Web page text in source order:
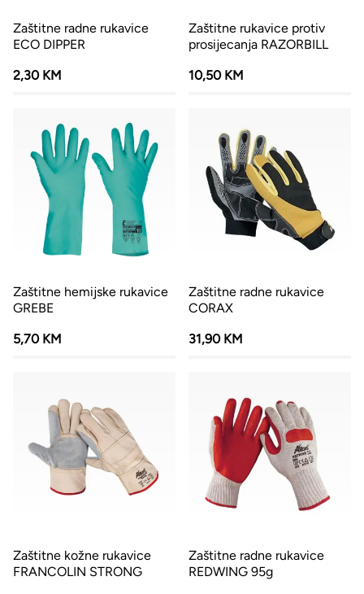
Zaštitne radne rukavice
ECO DIPPER
2,30 KM
Zaštitne rukavice protiv
prosijecanja RAZORBILL
10,50 KM
Zaštitne hemijske rukavice
GREBE
5,70 KM
Zaštitne radne rukavice
CORAX
31,90 KM
Zaštitne kožne rukavice
FRANCOLIN STRONG
Zaštitne radne rukavice
REDWING 95g